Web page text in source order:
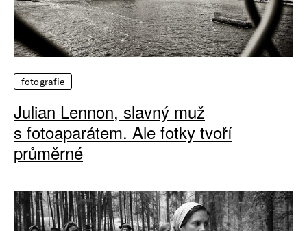
fotografie
Julian Lennon, slavný muž
s fotoaparátem. Ale fotky tvoří
průměrné